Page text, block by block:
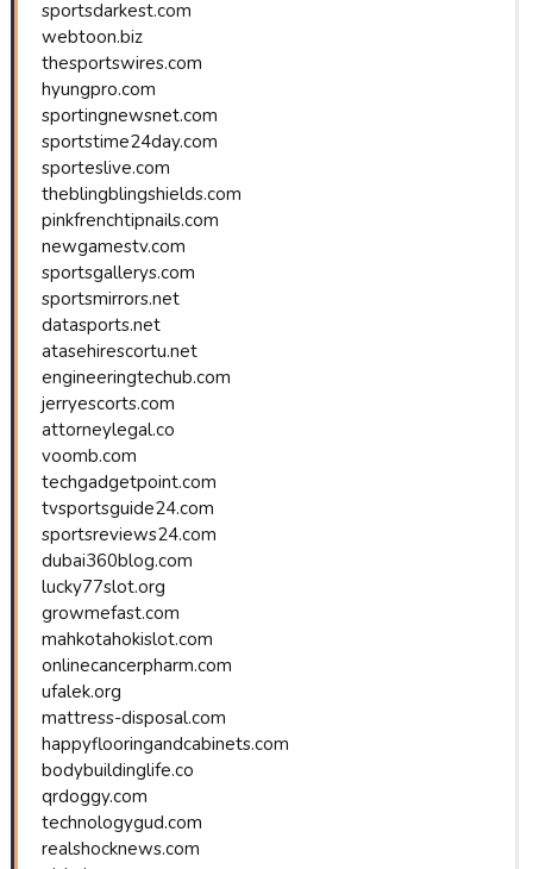
sportsdarkest.com
webtoon.biz
thesportswires.com
hyungpro.com
sportingnewsnet.com
sportstime24day.com
sporteslive.com
theblingblingshields.com
pinkfrenchtipnails.com
newgamestv.com
sportsgallerys.com
sportsmirrors.net
datasports.net
atasehirescortu.net
engineeringtechub.com
jerryescorts.com
attorneylegal.co
voomb.com
techgadgetpoint.com
tvsportsguide24.com
sportsreviews24.com
dubai360blog.com
lucky77slot.org
growmefast.com
mahkotahokislot.com
onlinecancerpharm.com
ufalek.org
mattress-disposal.com
happyflooringandcabinets.com
bodybuildinglife.co
qrdoggy.com
technologygud.com
realshocknews.com